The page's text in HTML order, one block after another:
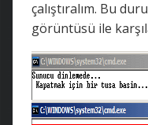
çalıştıralım. Bu
görüntüsü ile